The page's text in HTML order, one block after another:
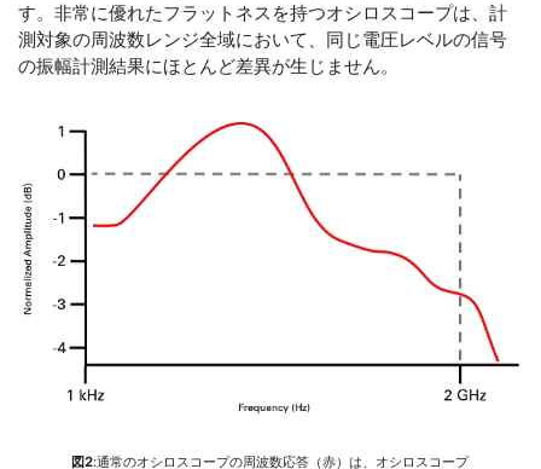
す。非常に優れたフラットネスを持つオシロスコープは、計
測対象の周波数レンジ全域において、同じ電圧レベルの信号
の振幅計測結果にほとんど差異が生じません。
図2:通常のオシロスコープの周波数応答（赤）は、オシロスコープ